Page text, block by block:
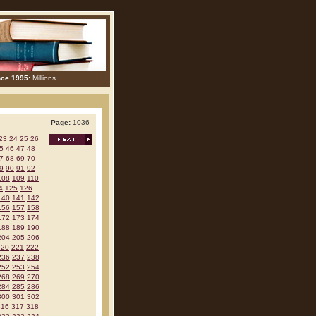
1995: Millions
Page: 1036
24 25 26
46 47 48
68 69 70
90 91 92
109 110
125 126
141 142
157 158
173 174
189 190
205 206
221 222
237 238
253 254
269 270
285 286
301 302
317 318